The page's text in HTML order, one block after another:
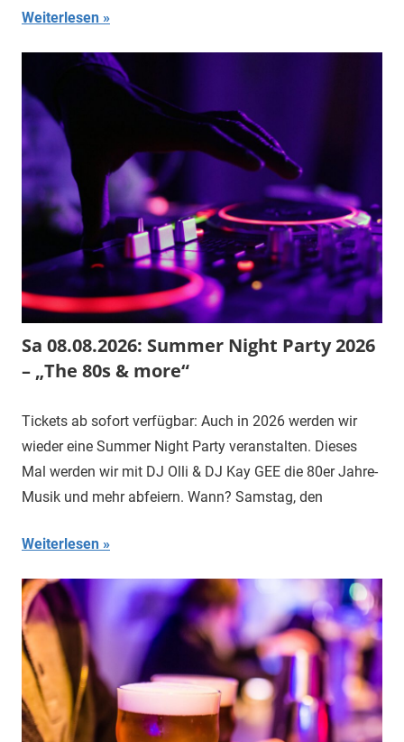
Weiterlesen
Sa 08.08.2026: Summer Night Party 2026
– „The 80s & more“
Tickets ab sofort verfügbar: Auch in 2026 werden wir
wieder eine Summer Night Party veranstalten. Dieses
Mal werden wir mit DJ Olli & DJ Kay GEE die 80er Jahre-
Musik und mehr abfeiern. Wann? Samstag, den
Weiterlesen